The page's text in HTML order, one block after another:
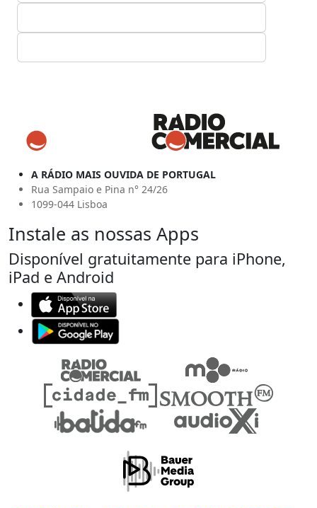
A RÁDIO MAIS OUVIDA DE PORTUGAL
Rua Sampaio e Pina n° 24/26
1099-044 Lisboa
Instale as nossas Apps
Disponível gratuitamente para iPhone,
iPad e Android